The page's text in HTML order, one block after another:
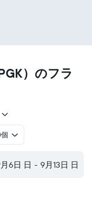
）のフラ
6日 日 - 9月13日 日